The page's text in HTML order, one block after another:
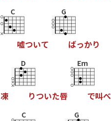
C
嘘ついて
G
ばっかり
凍
D
りついた唇
Em
で叫べ
C G